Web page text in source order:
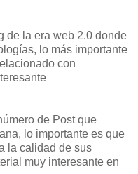
de la era web 2.0 donde
lo más importante
con
de Post que
lo importante es que
la calidad de sus
muy interesante en